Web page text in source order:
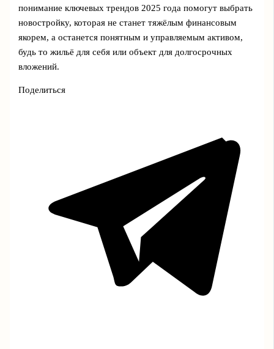
понимание ключевых трендов 2025 года помогут выбрать
новостройку, которая не станет тяжёлым финансовым
якорем, а останется понятным и управляемым активом,
будь то жильё для себя или объект для долгосрочных
вложений.
Поделиться